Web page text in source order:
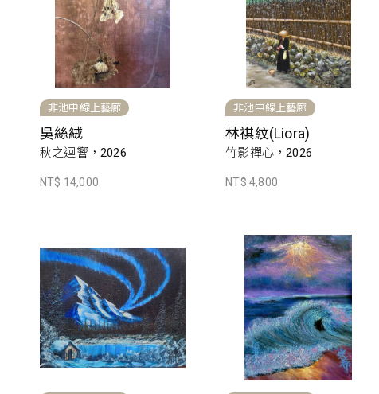
非池中線上藝廊
吳絲絨
秋之迴響，2026
NT$ 14,000
非池中線上藝廊
林祺紋(Liora)
竹影禪心，2026
NT$ 4,800